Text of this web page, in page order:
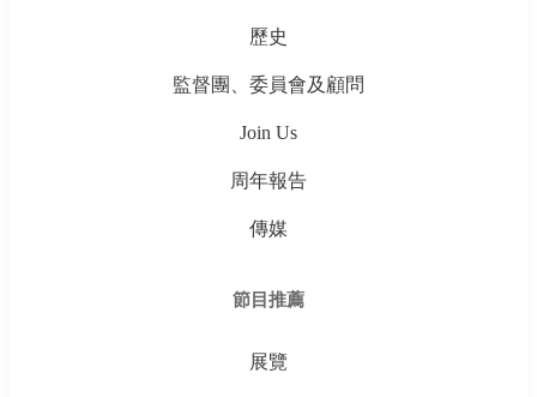
歷史
監督團、委員會及顧問
Join Us
周年報告
傳媒
節目推薦
展覽